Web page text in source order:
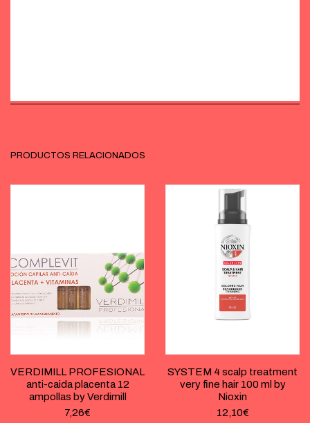
PRODUCTOS RELACIONADOS
VERDIMILL PROFESIONAL
anti-caida placenta 12
ampollas by Verdimill
7,26€
SYSTEM 4 scalp treatment
very fine hair 100 ml by
Nioxin
12,10€